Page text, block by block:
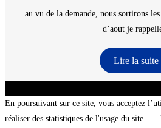
au vu de la demande, nous sortirons
d’aout je
Lire la suite
En poursuivant sur ce site, vous acceptez
réaliser des statistiques de l'usage du site.